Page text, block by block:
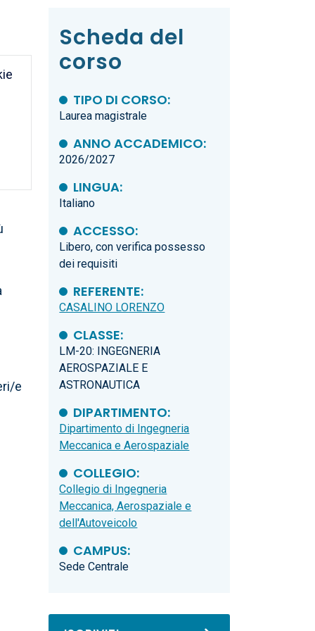
e
Scheda del
corso
TIPO DI CORSO:
Laurea magistrale
ANNO ACCADEMICO:
2026/2027
LINGUA:
Italiano
ACCESSO:
Libero, con verifica possesso
dei requisiti
REFERENTE:
CASALINO LORENZO
CLASSE:
LM-20: INGEGNERIA
AEROSPAZIALE E
ASTRONAUTICA
DIPARTIMENTO:
Dipartimento di Ingegneria
Meccanica e Aerospaziale
COLLEGIO:
Collegio di Ingegneria
Meccanica, Aerospaziale e
dell'Autoveicolo
CAMPUS:
Sede Centrale